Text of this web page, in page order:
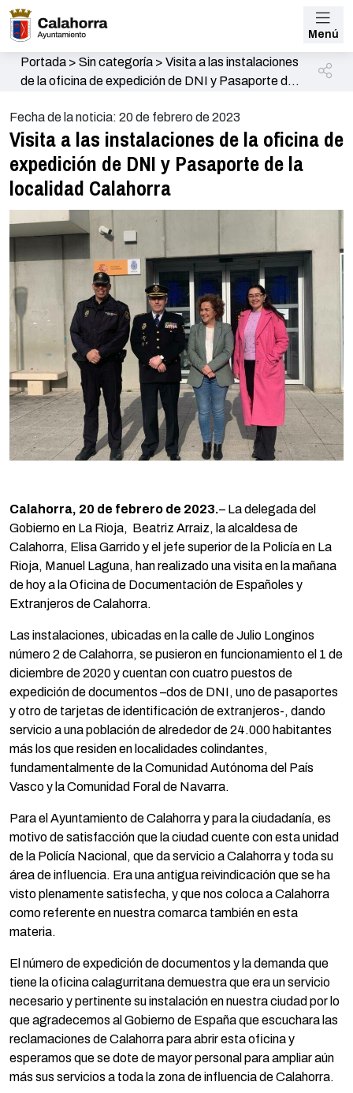
Menú
Portada> Sin categoría> Visita a las instalaciones
de la oficina de expedición de DNI y Pasaporte de
Fecha de la noticia: 20 de febrero de 2023
Visita a las instalaciones de la oficina de
expedición de DNI y Pasaporte de la
localidad Calahorra
Calahorra, 20 de febrero de 2023.– La delegada del
Gobierno en La Rioja, Beatriz Arraiz, la alcaldesa de
Calahorra, Elisa Garrido y el jefe superior de la Policía en La
Rioja, Manuel Laguna, han realizado una visita en la mañana
de hoy a la Oficina de Documentación de Españoles y
Extranjeros de Calahorra.
Las instalaciones, ubicadas en la calle de Julio Longinos
número 2 de Calahorra, se pusieron en funcionamiento el 1 de
diciembre de 2020 y cuentan con cuatro puestos de
expedición de documentos –dos de DNI, uno de pasaportes
y otro de tarjetas de identificación de extranjeros-, dando
servicio a una población de alrededor de 24.000 habitantes
más los que residen en localidades colindantes,
fundamentalmente de la Comunidad Autónoma del País
Vasco y la Comunidad Foral de Navarra.
Para el Ayuntamiento de Calahorra y para la ciudadanía, es
motivo de satisfacción que la ciudad cuente con esta unidad
de la Policía Nacional, que da servicio a Calahorra y toda su
área de influencia. Era una antigua reivindicación que se ha
visto plenamente satisfecha, y que nos coloca a Calahorra
como referente en nuestra comarca también en esta
materia.
El número de expedición de documentos y la demanda que
tiene la oficina calagurritana demuestra que era un servicio
necesario y pertinente su instalación en nuestra ciudad por lo
que agradecemos al Gobierno de España que escuchara las
reclamaciones de Calahorra para abrir esta oficina y
esperamos que se dote de mayor personal para ampliar aún
más sus servicios a toda la zona de influencia de Calahorra.